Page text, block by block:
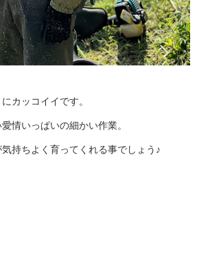
カッコイイです。
情いっぱいの細かい作業。
持ちよく育ってくれる事でしょう♪